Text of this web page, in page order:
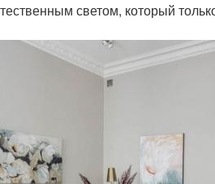
светом, который